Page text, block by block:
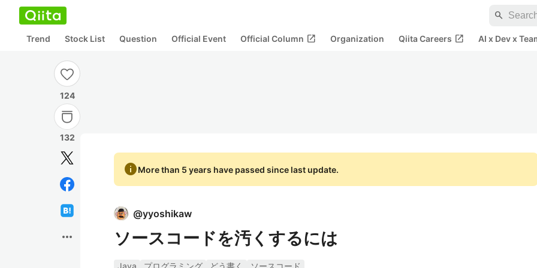
search
Trend Stock List Question Official Event Official Column open_in_new Organization Qiita Careers open_in_new AI x Dev x
124
132
more_horiz
infoMore than 5 years have passed since last update.
@yyoshikaw
ソースコードを汚くするには
Java プログラミング どう書く
ソースコード